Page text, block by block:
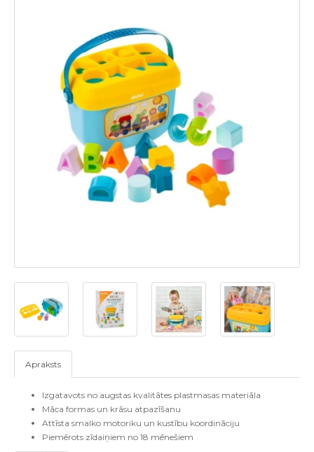
Apraksts
Izgatavots no augstas kvalitātes plastmasas materiāla
Māca formas un krāsu atpazīšanu
Attīsta smalko motoriku un kustību koordināciju
Piemērots zīdaiņiem no 18 mēnešiem